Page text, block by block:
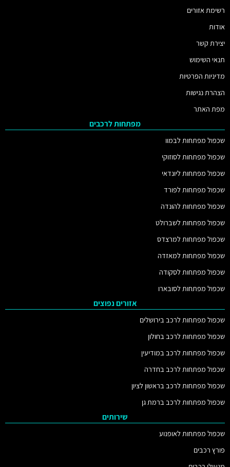
רשימת אזורים
אודות
יצירת קשר
תנאי השימוש
מדיניות הפרטיות
הצהרת נגישות
מפת האתר
מפתחות לרכבים
שכפול מפתחות לבמוו
שכפול מפתחות לסוזוקי
שכפול מפתחות ליונדאי
שכפול מפתחות לפורד
שכפול מפתחות להונדה
שכפול מפתחות לשברולט
שכפול מפתחות למרצדס
שכפול מפתחות למאזדה
שכפול מפתחות לסקודה
שכפול מפתחות לסובארו
אזורים נפוצים
שכפול מפתחות לרכב בירושלים
שכפול מפתחות לרכב בחולון
שכפול מפתחות לרכב במודיעין
שכפול מפתחות לרכב בחדרה
שכפול מפתחות לרכב בראשון לציון
שכפול מפתחות לרכב ברמת גן
שירותים
שכפול מפתחות לאופנוע
פורץ רכבים